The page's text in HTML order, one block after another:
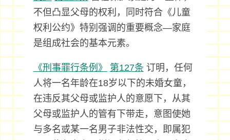
不但凸显父母的权利，同时符合《儿童
权利公约》特别强调的重要概念—家庭
是组成社会的基本元素。
《刑事罪行条例》 第127条订明，任何
人将一名年龄在18岁以下的未婚女童，
在违反其父母或监护人的意愿下，从其
父母或监护人的管有下带走，意图使她
与多名或某一名男子非法性交，即属犯